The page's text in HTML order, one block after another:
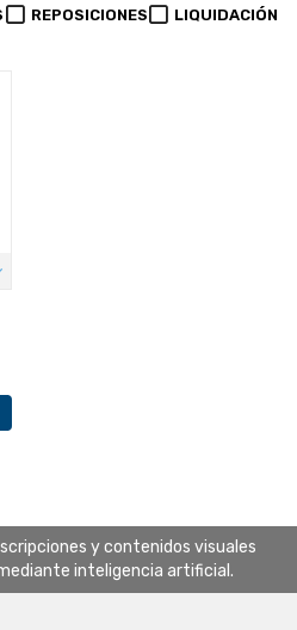
REPOSICIONES LIQUIDACIÓN
y contenidos visuales
inteligencia artificial.